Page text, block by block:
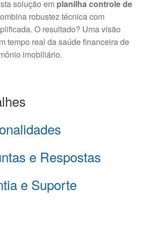
solução em planilha controle de
robustez técnica com
O resultado? Uma visão
tempo real da saúde financeira de
imobiliário.
e Respostas
e Suporte